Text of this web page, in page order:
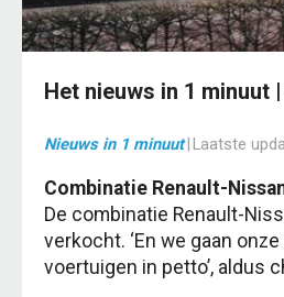
Het nieuws in 1 minuut
Nieuws in 1 minuut|Laatste
Combinatie Renault-
De combinatie Renault-
verkocht. ‘En we gaan
voertuigen in petto’, aldus